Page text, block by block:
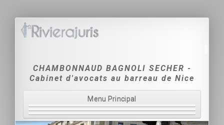
CHAMBONNAUD BAGNOLI SECHER -
Cabinet d'avocats au barreau de Nice
Menu Principal